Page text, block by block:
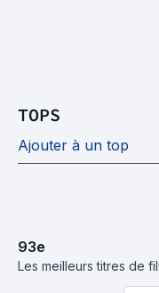
TOPS
Ajouter à un top
93e
Les meilleurs titres de